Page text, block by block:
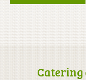
Catering